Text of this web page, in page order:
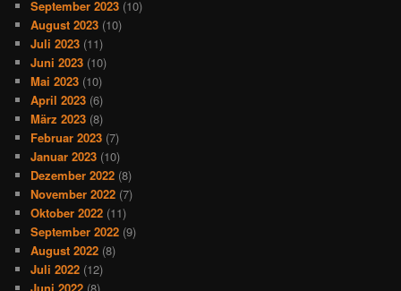
September 2023 (10)
August 2023 (10)
Juli 2023 (11)
Juni 2023 (10)
Mai 2023 (10)
April 2023 (6)
März 2023 (8)
Februar 2023 (7)
Januar 2023 (10)
Dezember 2022 (8)
November 2022 (7)
Oktober 2022 (11)
September 2022 (9)
August 2022 (8)
Juli 2022 (12)